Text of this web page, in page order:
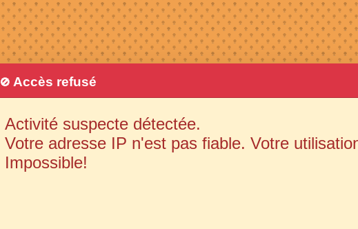
🚫Accès refusé
Activité suspecte détectée.
Votre adresse IP n'est pas fiable. Votre
Impossible!